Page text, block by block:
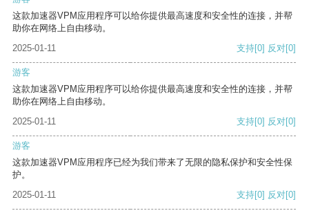
这款加速器VPM应用程序可以给你提供最高速度和安全性的连接，并帮
助你在网络上自由移动。
2025-01-11
支持[0] 反对[0]
游客
这款加速器VPM应用程序可以给你提供最高速度和安全性的连接，并帮
助你在网络上自由移动。
2025-01-11
支持[0] 反对[0]
游客
这款加速器VPM应用程序已经为我们带来了无限的隐私保护和安全性保
护。
2025-01-11
支持[0] 反对[0]